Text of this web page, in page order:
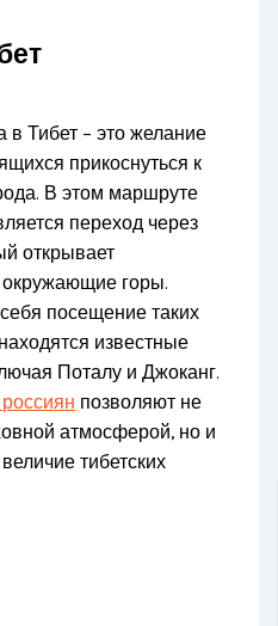
Тибет – это желание
прикоснуться к
В этом маршруте
переход через
открывает
горы.
посещение таких
известные
Поталу и Джоканг.
позволяют не
атмосферой, но и
тибетских